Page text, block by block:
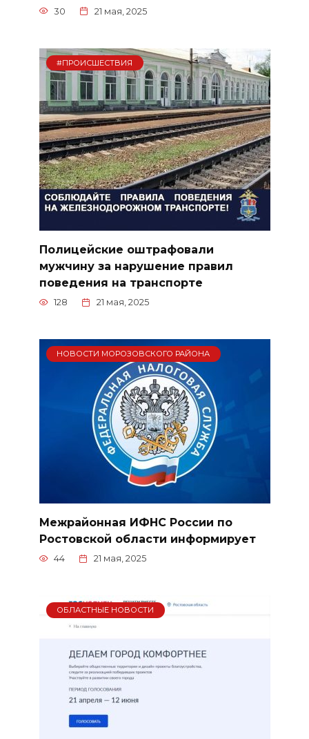
30 21 мая, 2025
#ПРОИСШЕСТВИЯ
Полицейские оштрафовали
мужчину за нарушение правил
поведения на транспорте
128 21 мая, 2025
НОВОСТИ МОРОЗОВСКОГО РАЙОНА
Межрайонная ИФНС России по
Ростовской области информирует
44 21 мая, 2025
ОБЛАСТНЫЕ НОВОСТИ